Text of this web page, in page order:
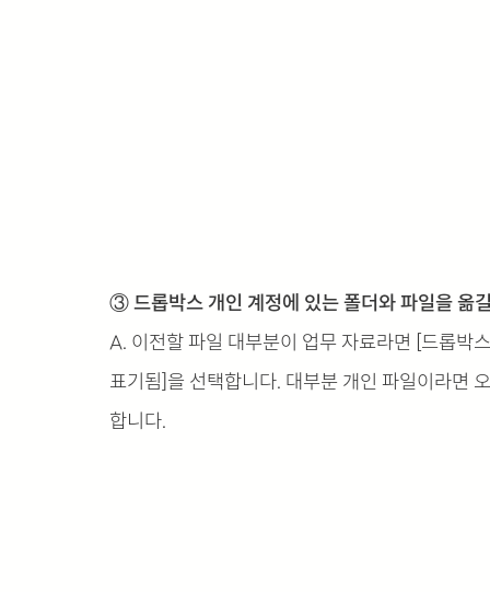
③ 드롭박스 개인 계정에 있는 폴더와 파일을 옮
A. 이전할 파일 대부분이 업무 자료라면 [드롭
표기됨]을 선택합니다. 대부분 개인 파일이라
합니다.